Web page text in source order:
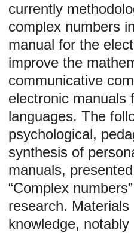
currently
complex numbers
manual for the
improve the
communicative
electronic manuals
languages. The
psychological,
synthesis of
manuals,
“Complex
research.
knowledge,